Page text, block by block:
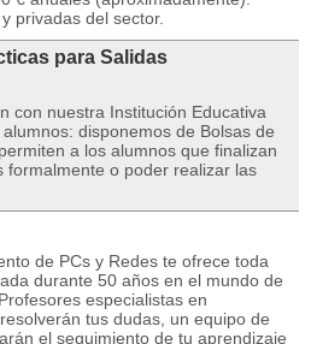
privadas del sector.
para Salidas
con nuestra Institución Educativa
disponemos de Bolsas de
a los alumnos que finalizan
formalmente o poder realizar las
de PCs y Redes te ofrece toda
durante 50 años en el mundo de
especialistas en
tus dudas, un equipo de
el seguimiento de tu aprendizaje